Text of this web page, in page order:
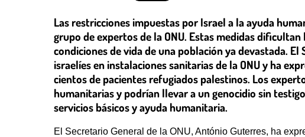
Las restricciones impuestas por Israel a la ayuda
grupo de expertos de la ONU. Estas medidas
condiciones de vida de una población ya devastada.
israelíes en instalaciones sanitarias de la ONU y ha
cientos de pacientes refugiados palestinos. Los
humanitarias y podrían llevar a un genocidio sin
servicios básicos y ayuda humanitaria.
El Secretario General de la ONU, António Guterres, ha